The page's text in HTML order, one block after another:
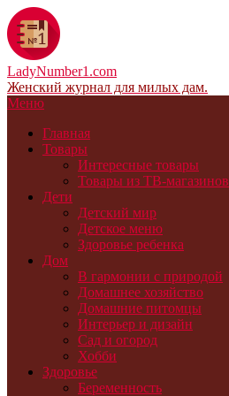
LadyNumber1.com
Женский журнал для милых дам.
Меню
Главная
Товары
Интересные товары
Товары из ТВ-магазинов
Дети
Детский мир
Детское меню
Здоровье ребенка
Дом
В гармонии с природой
Домашнее хозяйство
Домашние питомцы
Интерьер и дизайн
Сад и огород
Хобби
Здоровье
Беременность